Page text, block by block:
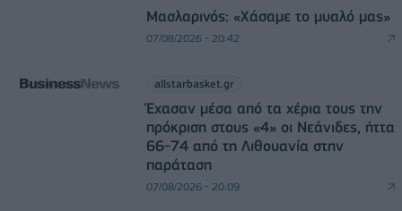
Μασλαρινός: «Χάσαμε το μυαλό μας»
07/08/2026 - 20:42
allstarbasket.gr
Έχασαν μέσα από τα χέρια τους την
πρόκριση στους «4» οι Νεάνιδες, ήττα
66-74 από τη Λιθουανία στην
παράταση
07/08/2026 - 20:09